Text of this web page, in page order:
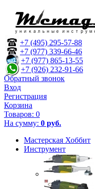
+7 (495) 295-57-88
+7 (977) 339-66-46
+7 (977) 865-13-55
+7 (926) 232-91-66
Обратный звонок
Вход
Регистрация
Корзина
Товаров: 0
На сумму: 0 руб.
Мастерская Хоббит
Инструмент